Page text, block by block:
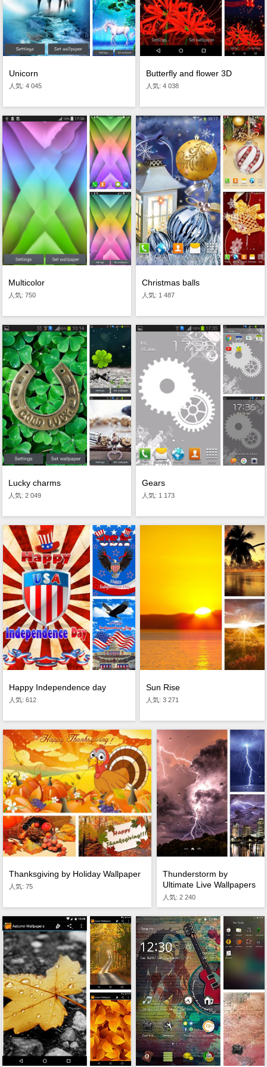
Unicorn
人気: 4 045
Butterfly and flower 3D
人気: 4 038
Multicolor
人気: 750
Christmas balls
人気: 1 487
Lucky charms
人気: 2 049
Gears
人気: 1 173
Happy Independence day
人気: 612
Sun Rise
人気: 3 271
Thanksgiving by Holiday Wallpaper
人気: 75
Thunderstorm by
Ultimate Live Wallpapers
PRO
人気: 2 240